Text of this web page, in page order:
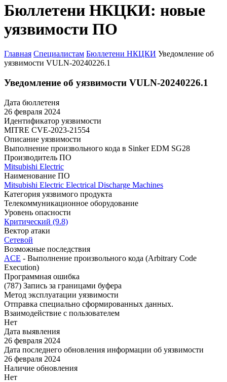
Бюллетени НКЦКИ: новые
уязвимости ПО
Главная Специалистам Бюллетени НКЦКИ Уведомление об
уязвимости VULN-20240226.1
Уведомление об уязвимости VULN-20240226.1
Дата бюллетеня
26 февраля 2024
Идентификатор уязвимости
MITRE CVE-2023-21554
Описание уязвимости
Выполнение произвольного кода в Sinker EDM SG28
Производитель ПО
Mitsubishi Electric
Наименование ПО
Mitsubishi Electric Electrical Discharge Machines
Категория уязвимого продукта
Телекоммуникационное оборудование
Уровень опасности
Критический (9.8)
Вектор атаки
Сетевой
Возможные последствия
ACE - Выполнение произвольного кода (Arbitrary Code
Execution)
Программная ошибка
(787) Запись за границами буфера
Метод эксплуатации уязвимости
Отправка специально сформированных данных.
Взаимодействие с пользователем
Нет
Дата выявления
26 февраля 2024
Дата последнего обновления информации об уязвимости
26 февраля 2024
Наличие обновления
Нет